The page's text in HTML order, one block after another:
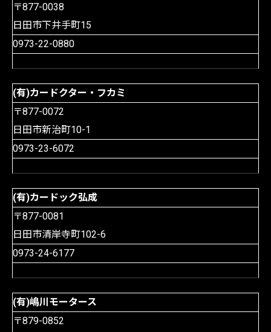
〒877-0038
日田市下井手町15
0973-22-0880
(有)カードクター・フカミ
〒877-0072
日田市新治町10-1
0973-23-6072
(有)カードック弘成
〒877-0081
日田市清岸寺町102-6
0973-24-6177
(有)嶋川モータース
〒879-0852